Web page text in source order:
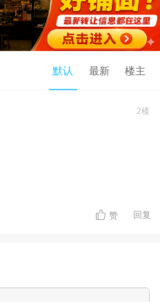
默认 最新 楼主
2楼
赞 回复